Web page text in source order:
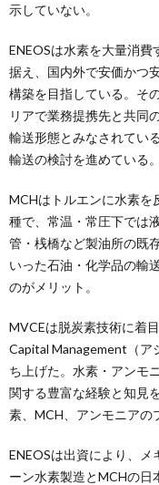
示していない。
ENEOSは水素を大量消
据え、国内外で安価かつ
構築を目指している。そ
リアで業務提携先と共同
輸送形態とみなされてい
輸送の検討を進めている。
MCHはトルエンに水素を
種で、常温・常圧下では
管・桟橋など製油所の既
いった石油・化学品の輸
のがメリット。
MVCEは脱炭素技術に着
Capital Management（ア
ち上げた。水素・アンモ
関する豊富な経験と知見
素、MCH、アンモニアの
ENEOSは出資により、
ーン水素製造とMCHの日